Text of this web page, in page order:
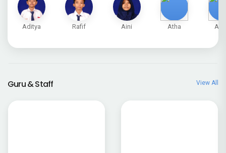
Aditya Rafif Aini Atha
Guru & Staff View All